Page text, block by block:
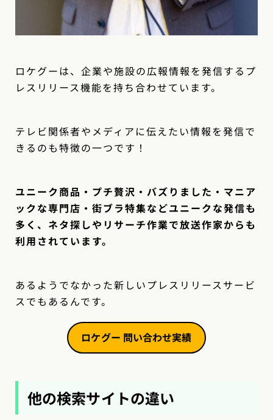
ロケグーは、企業や施設の広報情報を発信するプ
レスリリース機能を持ち合わせています。
テレビ関係者やメディアに伝えたい情報を発信で
きるのも特徴の一つです！
ユニーク商品・プチ贅沢・バズりました・マニア
ックな専門店・街ブラ特集などユニークな発信も
多く、ネタ探しやリサーチ作業で放送作家からも
利用されています。
あるようでなかった新しいプレスリリースサービ
スでもあるんです。
ロケグー 問い合わせ実績
他の検索サイトの違い